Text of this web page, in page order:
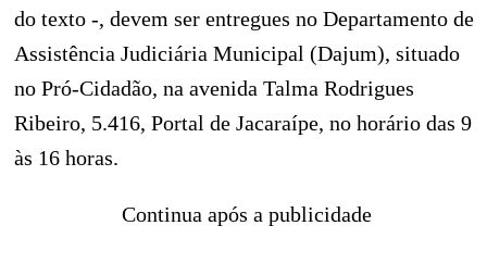
do texto -, devem ser entregues no Departamento de
Assistência Judiciária Municipal (Dajum), situado
no Pró-Cidadão, na avenida Talma Rodrigues
Ribeiro, 5.416, Portal de Jacaraípe, no horário das 9
às 16 horas.
Continua após a publicidade